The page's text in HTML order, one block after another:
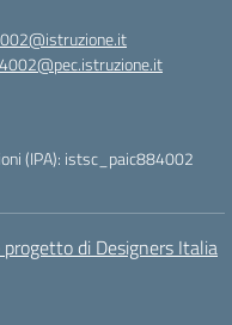
(IPA): istsc_paic884002
progetto di Designers Italia